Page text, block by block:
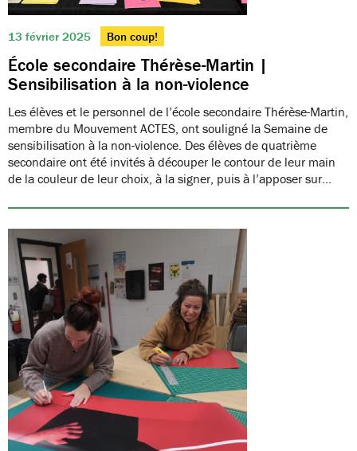
13 février 2025 Bon coup!
École secondaire Thérèse-Martin |
Sensibilisation à la non-violence
Les élèves et le personnel de l’école secondaire Thérèse-Martin,
membre du Mouvement ACTES, ont souligné la Semaine de
sensibilisation à la non-violence. Des élèves de quatrième
secondaire ont été invités à découper le contour de leur main
de la couleur de leur choix, à la signer, puis à l’apposer sur…